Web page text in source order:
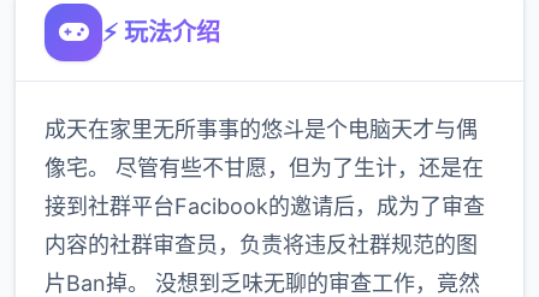
⚡ 玩法介绍
成天在家里无所事事的悠斗是个电脑天才与偶
像宅。 尽管有些不甘愿，但为了生计，还是在
接到社群平台Facibook的邀请后，成为了审查
内容的社群审查员，负责将违反社群规范的图
片Ban掉。 没想到乏味无聊的审查工作，竟然